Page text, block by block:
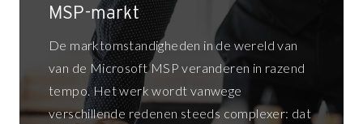
MSP-markt
De marktomstandigheden in de wereld van
van de Microsoft MSP veranderen in razend
tempo. Het werk wordt vanwege
verschillende redenen steeds complexer: dat